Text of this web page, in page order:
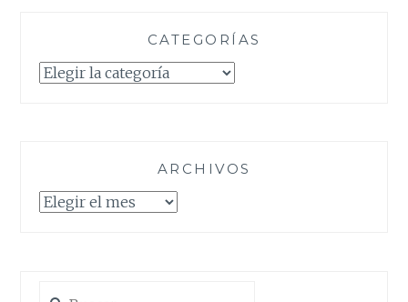
CATEGORÍAS
Categorías
ARCHIVOS
Archivos